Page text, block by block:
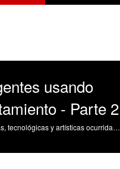
usando
- Parte 2
Divulgación de las actividades científicas, tecnológicas y artísticas ocurridas en los tres campus de la UPV